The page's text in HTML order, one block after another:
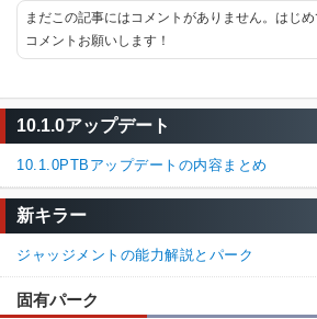
まだこの記事にはコメントがありません。はじ
コメントお願いします！
10.1.0アップデート
10.1.0PTBアップデートの内容まとめ
新キラー
ジャッジメントの能力解説とパーク
固有パーク